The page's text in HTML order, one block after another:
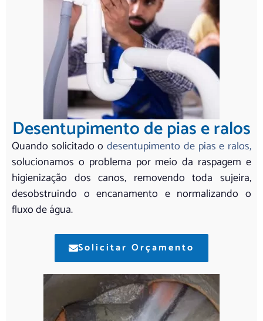
Desentupimento de pias e ralos
Quando solicitado odesentupimento de pias e ralos,
solucionamos o problema por meio da raspagem e
higienização dos canos, removendo toda sujeira,
desobstruindo o encanamento e normalizando o
fluxo de água.
Solicitar Orçamento